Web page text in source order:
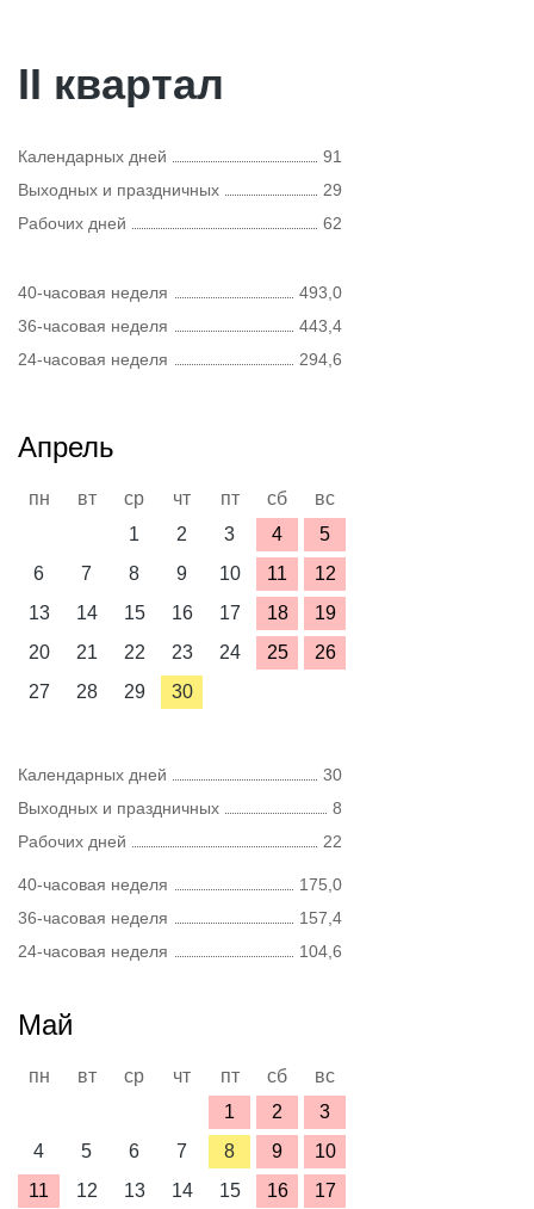
II квартал
Календарных дней
91
Выходных и праздничных
29
Рабочих дней
62
40-часовая неделя
493,0
36-часовая неделя
443,4
24-часовая неделя
294,6
Апрель
пн вт ср чт пт сб
вс
1
2 3 4
5
6
7 8 9 10 11
12
13
14 15 16 17 18
19
20
21 22 23 24 25
26
27
28 29 30
Календарных дней
30
Выходных и праздничных
8
Рабочих дней
22
40-часовая неделя
175,0
36-часовая неделя
157,4
24-часовая неделя
104,6
Май
пн вт ср чт пт сб
вс
1
2
3
4
5 6 7 8 9
10
11
12 13 14 15 16
17